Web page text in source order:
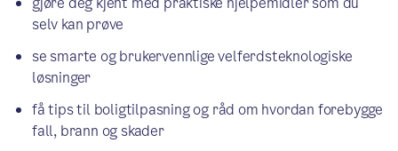
selv kan prøve
se smarte og brukervennlige velferdsteknologiske
løsninger
få tips til boligtilpasning og råd om hvordan forebygge
fall, brann og skader